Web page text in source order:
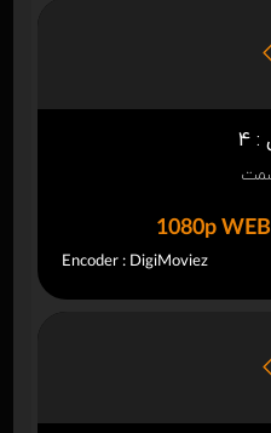
4
1080p
Encoder : DigiMoviez